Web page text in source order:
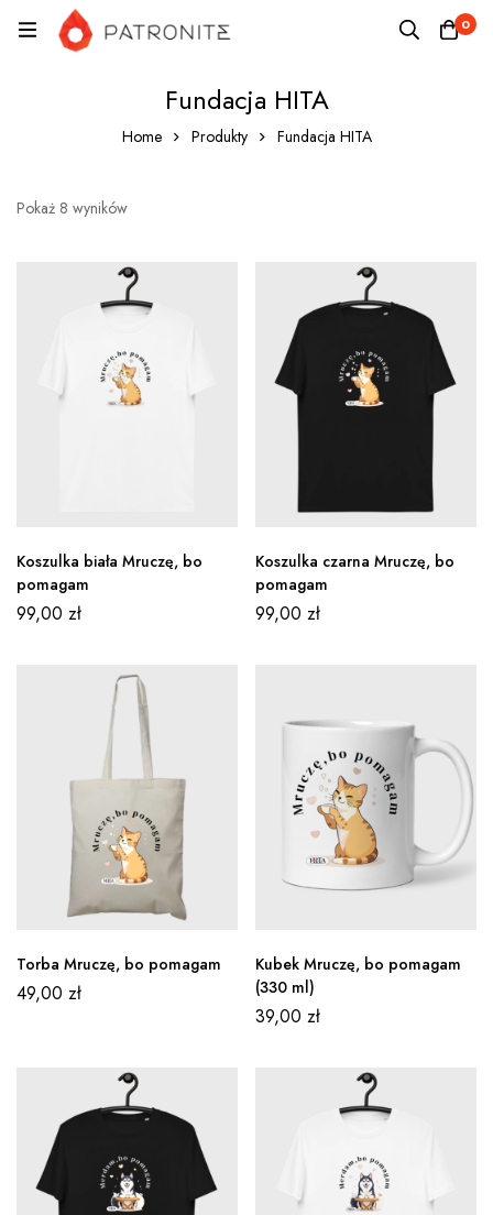
0
Fundacja HITA
Home Produkty Fundacja HITA
Pokaż 8 wyników
Koszulka biała Mruczę, bo
pomagam
99,00 zł
Koszulka czarna Mruczę, bo
pomagam
99,00 zł
Torba Mruczę, bo pomagam
49,00 zł
Kubek Mruczę, bo pomagam
(330 ml)
39,00 zł